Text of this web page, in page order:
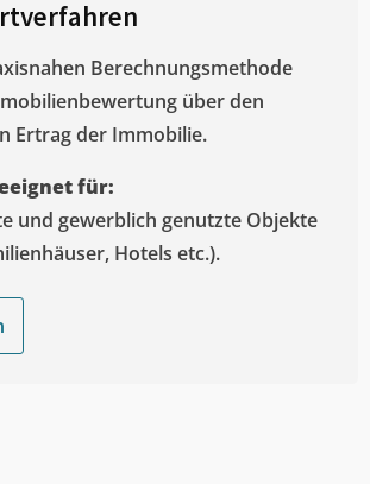
Berechnungsmethode
über den
Ertrag der Immobilie.
für:
und gewerblich genutzte Objekte
Hotels etc.).